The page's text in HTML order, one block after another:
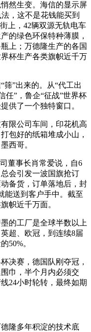
然生变。海信的显示屏
，这不是花钱能买到
上，42辆双源无轨电车
的绿色环保特种薄膜，
上；万德隆生产的各国
杯生产各类旗帜近千万
”出来的。从“代工出
任”，鲁企“征战”世界杯
供了一个独特窗口。
限公司车间，印花机高
包好的纸箱堆成小山，
西哥。
董事长肖常爱说，自6
会引发一波国旗抢订
备货，订单落地后，封
能送到客户手中。截至
帜近千万面。
的工厂是全球半数以上
超、欧冠，到连续8届
50%。
赛，德国队刚夺冠，
巾，半个月内必须交
24小时轮转，最终如期
隆多年积淀的技术底